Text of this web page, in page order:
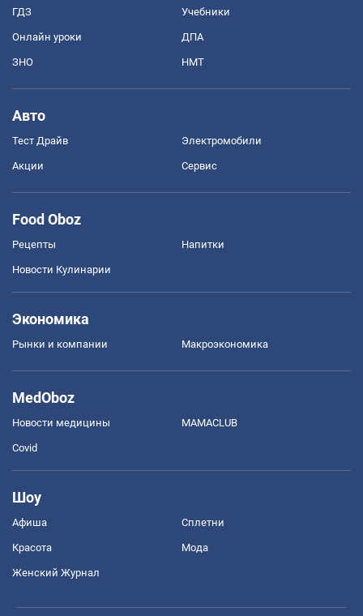
ГДЗ Учебники
Онлайн уроки ДПА
ЗНО НМТ
Авто
Тест Драйв Электромобили
Акции Сервис
Food Oboz
Рецепты Напитки
Новости Кулинарии
Экономика
Рынки и компании Mакроэкономика
MedOboz
Новости медицины MAMACLUB
Covid
Шоу
Афиша Сплетни
Красота Мода
Женский Журнал